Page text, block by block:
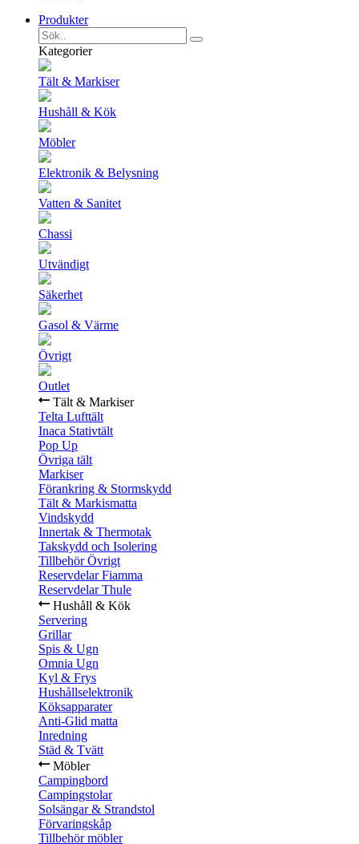
Produkter
Kategorier
Tält & Markiser
Hushåll & Kök
Möbler
Elektronik & Belysning
Vatten & Sanitet
Chassi
Utvändigt
Säkerhet
Gasol & Värme
Övrigt
Outlet
Tält & Markiser
Telta Lufttält
Inaca Stativtält
Pop Up
Övriga tält
Markiser
Förankring & Stormskydd
Tält & Markismatta
Vindskydd
Innertak & Thermotak
Takskydd och Isolering
Tillbehör Övrigt
Reservdelar Fiamma
Reservdelar Thule
Hushåll & Kök
Servering
Grillar
Spis & Ugn
Omnia Ugn
Kyl & Frys
Hushållselektronik
Köksapparater
Anti-Glid matta
Inredning
Städ & Tvätt
Möbler
Campingbord
Campingstolar
Solsängar & Strandstol
Förvaringskåp
Tillbehör möbler